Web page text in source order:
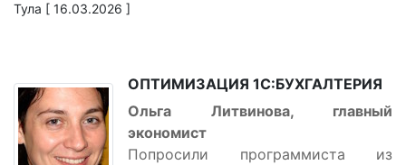
Тула [ 16.03.2026 ]
ОПТИМИЗАЦИЯ 1С:БУХГАЛТЕРИЯ
Ольга Литвинова, главный
экономист
Попросили программиста из